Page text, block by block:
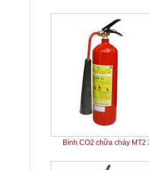
Bình CO2 chữa cháy MT2